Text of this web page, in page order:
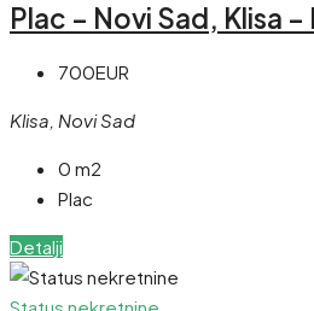
Plac – Novi Sad, Klisa –
700EUR
Klisa, Novi Sad
0 m2
Plac
Detalji